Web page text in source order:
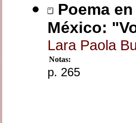
Poema
México:
Lara Paola
Notas:
p. 265